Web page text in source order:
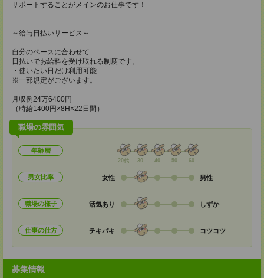
サポートすることがメインのお仕事です！
～給与日払いサービス～
自分のペースに合わせて
日払いでお給料を受け取れる制度です。
・使いたい日だけ利用可能
※一部規定がございます。
月収例24万6400円
（時給1400円×8H×22日間）
職場の雰囲気
年齢層
20代 30 40 50 60
男女比率 女性 男性
職場の様子 活気あり しずか
仕事の仕方 テキパキ コツコツ
募集情報